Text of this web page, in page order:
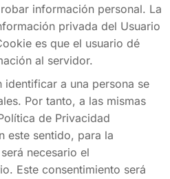
información personal. La
privada del Usuario
es que el usuario dé
al servidor.
identificar a una persona se
Por tanto, a las mismas
de Privacidad
este sentido, para la
necesario el
Este consentimiento será